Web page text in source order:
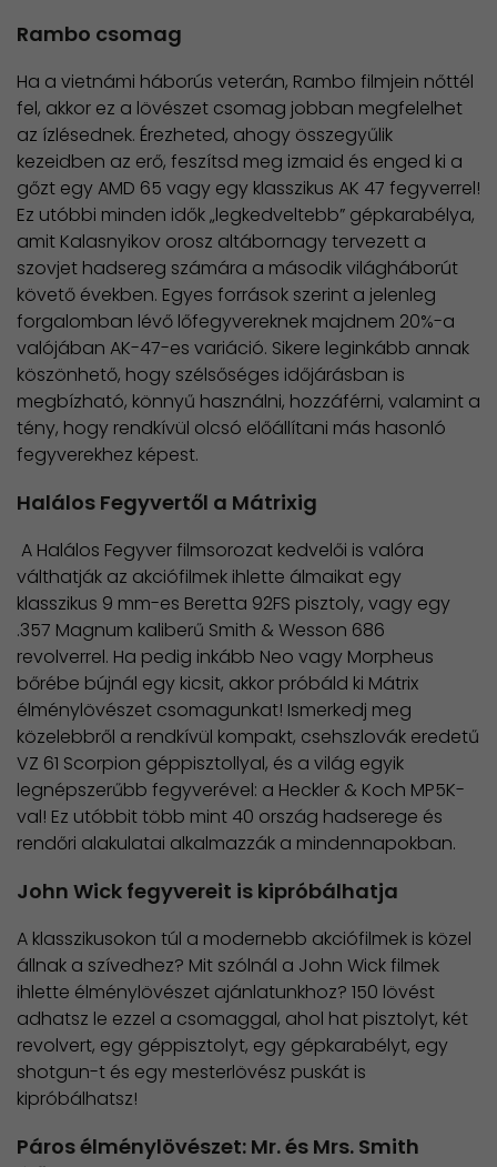
Rambo csomag
Ha a vietnámi háborús veterán, Rambo filmjein nőttél
fel, akkor ez a lövészet csomag jobban megfelelhet
az ízlésednek. Érezheted, ahogy összegyűlik
kezeidben az erő, feszítsd meg izmaid és enged ki a
gőzt egy AMD 65 vagy egy klasszikus AK 47 fegyverrel!
Ez utóbbi minden idők „legkedveltebb” gépkarabélya,
amit Kalasnyikov orosz altábornagy tervezett a
szovjet hadsereg számára a második világháborút
követő években. Egyes források szerint a jelenleg
forgalomban lévő lőfegyvereknek majdnem 20%-a
valójában AK-47-es variáció. Sikere leginkább annak
köszönhető, hogy szélsőséges időjárásban is
megbízható, könnyű használni, hozzáférni, valamint a
tény, hogy rendkívül olcsó előállítani más hasonló
fegyverekhez képest.
Halálos Fegyvertől a Mátrixig
A Halálos Fegyver filmsorozat kedvelői is valóra
válthatják az akciófilmek ihlette álmaikat egy
klasszikus 9 mm-es Beretta 92FS pisztoly, vagy egy
.357 Magnum kaliberű Smith & Wesson 686
revolverrel. Ha pedig inkább Neo vagy Morpheus
bőrébe bújnál egy kicsit, akkor próbáld ki Mátrix
élménylövészet csomagunkat! Ismerkedj meg
közelebbről a rendkívül kompakt, csehszlovák eredetű
VZ 61 Scorpion géppisztollyal, és a világ egyik
legnépszerűbb fegyverével: a Heckler & Koch MP5K-
val! Ez utóbbit több mint 40 ország hadserege és
rendőri alakulatai alkalmazzák a mindennapokban.
John Wick fegyvereit is kipróbálhatja
A klasszikusokon túl a modernebb akciófilmek is közel
állnak a szívedhez? Mit szólnál a John Wick filmek
ihlette élménylövészet ajánlatunkhoz? 150 lövést
adhatsz le ezzel a csomaggal, ahol hat pisztolyt, két
revolvert, egy géppisztolyt, egy gépkarabélyt, egy
shotgun-t és egy mesterlövész puskát is
kipróbálhatsz!
Páros élménylövészet: Mr. és Mrs. Smith​